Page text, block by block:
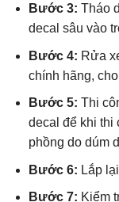
Bước 3: Tháo
decal sâu vào
Bước 4: Rửa
chính hãng,
Bước 5: Thi
decal để khi thi
phồng do dúm
Bước 6: Lắp
Bước 7: Kiểm